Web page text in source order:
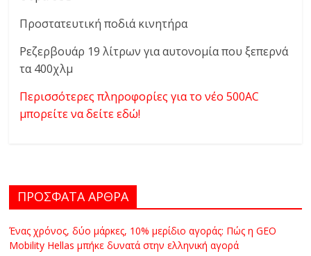
Προστατευτική ποδιά κινητήρα
Ρεζερβουάρ 19 λίτρων για αυτονομία που ξεπερνά
τα 400χλμ
Περισσότερες πληροφορίες για το νέο 500AC
μπορείτε να δείτε εδώ!
ΠΡΟΣΦΑΤΑ ΑΡΘΡΑ
Ένας χρόνος, δύο μάρκες, 10% μερίδιο αγοράς: Πώς η GEO
Mobility Hellas μπήκε δυνατά στην ελληνική αγορά